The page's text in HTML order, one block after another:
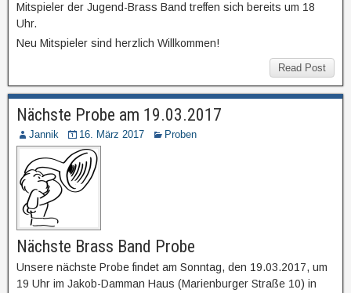
Mitspieler der Jugend-Brass Band treffen sich bereits um 18
Uhr.
Neu Mitspieler sind herzlich Willkommen!
Read Post
Nächste Probe am 19.03.2017
Jannik 16. März 2017 Proben
Nächste Brass Band Probe
Unsere nächste Probe findet am Sonntag, den 19.03.2017, um
19 Uhr im Jakob-Damman Haus (Marienburger Straße 10) in